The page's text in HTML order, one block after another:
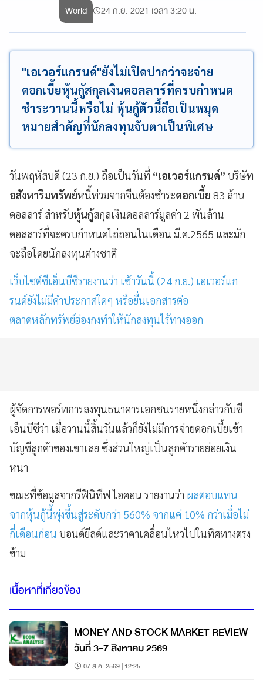
World 24 ก.ย. 2021 เวลา 3:20 น.
"เอเวอร์แกรนด์"ยังไม่เปิดปากว่าจะจ่าย
ดอกเบี้ยหุ้นกู้สกุลเงินดอลลาร์ที่ครบกำหนด
ชำระวานนี้หรือไม่ หุ้นกู้ตัวนี้ถือเป็นหมุด
หมายสำคัญที่นักลงทุนจับตาเป็นพิเศษ
วันพฤหัสบดี (23 ก.ย.) ถือเป็นวันที่ “เอเวอร์แกรนด์” บริษัท
อสังหาริมทรัพย์หนี้ท่วมจากจีนต้องชำระดอกเบี้ย 83 ล้าน
ดอลลาร์ สำหรับหุ้นกู้สกุลเงินดอลลาร์มูลค่า 2 พันล้าน
ดอลลาร์ที่จะครบกำหนดไถ่ถอนในเดือน มี.ค.2565 และมัก
จะถือโดยนักลงทุนต่างชาติ
เว็บไซต์ซีเอ็นบีซีรายงานว่า เช้าวันนี้ (24 ก.ย.) เอเวอร์แก
รนด์ยังไม่มีคำประกาศใดๆ หรือยื่นเอกสารต่อ
ตลาดหลักทรัพย์ฮ่องกงทำให้นักลงทุนไร้ทางออก
ผู้จัดการพอร์ทการลงทุนธนาคารเอกชนรายหนึ่งกล่าวกับซี
เอ็นบีซีว่า เมื่อวานนี้สิ้นวันแล้วก็ยังไม่มีการจ่ายดอกเบี้ยเข้า
บัญชีลูกค้าของเขาเลย ซึ่งส่วนใหญ่เป็นลูกค้ารายย่อยเงิน
หนา
ขณะที่ข้อมูลจากรีฟินิทีฟ ไอคอน รายงานว่า ผลตอบแทน
จากหุ้นกู้นี้พุ่งขึ้นสู่ระดับกว่า 560% จากแค่ 10% กว่าเมื่อไม่
กี่เดือนก่อน บอนด์ยีลด์และราคาเคลื่อนไหวไปในทิศทางตรง
ข้าม
เนื้อหาที่เกี่ยวข้อง
MONEY AND STOCK MARKET REVIEW
วันที่ 3-7 สิงหาคม 2569
07 ส.ค. 2569 | 12:25